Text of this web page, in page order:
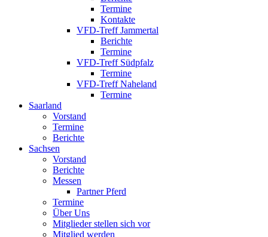
Termine
Kontakte
VFD-Treff Jammertal
Berichte
Termine
VFD-Treff Südpfalz
Termine
VFD-Treff Naheland
Termine
Saarland
Vorstand
Termine
Berichte
Sachsen
Vorstand
Berichte
Messen
Partner Pferd
Termine
Über Uns
Mitglieder stellen sich vor
Mitglied werden